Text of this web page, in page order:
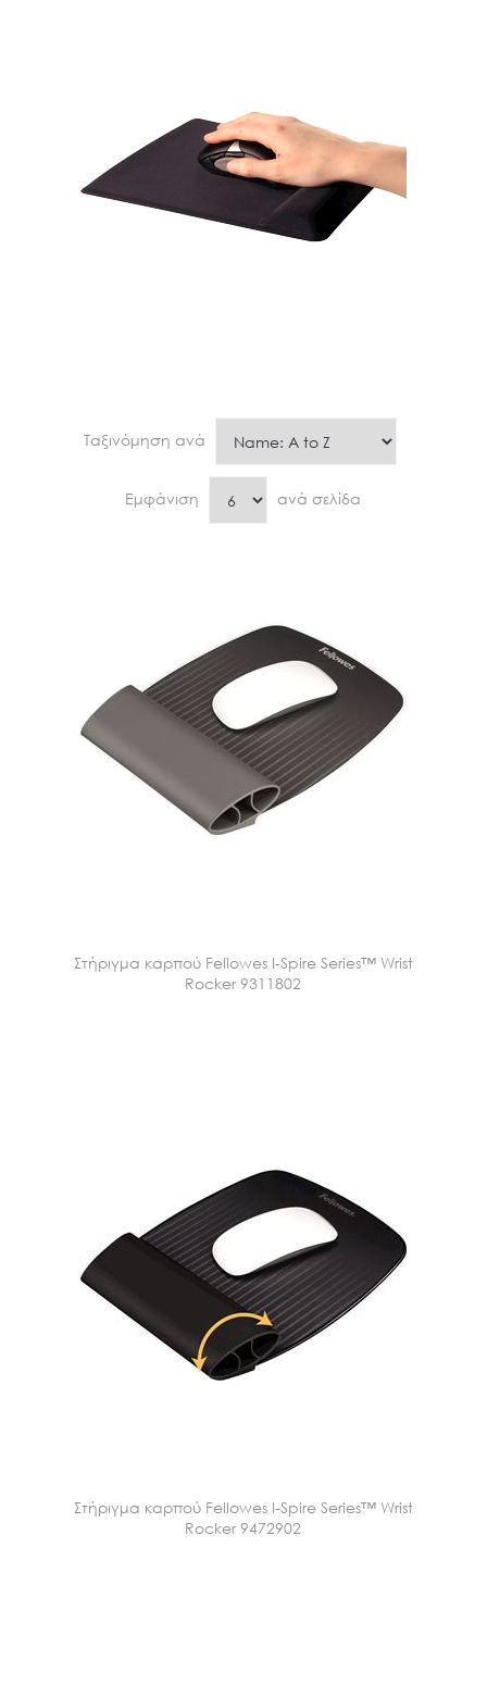
Ταξινόμηση ανά
Εμφάνιση ανά σελίδα
Στήριγμα καρπού Fellowes I-Spire Series™ Wrist
Rocker 9311802
Στήριγμα καρπού Fellowes I-Spire Series™ Wrist
Rocker 9472902